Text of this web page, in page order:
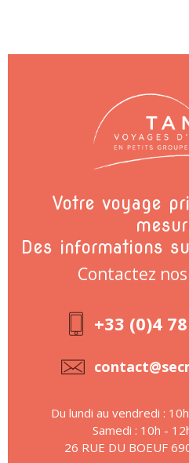
Votre voyage
Des informations
Contactez
+33 (0)4
Du lundi au vendredi :
Samedi : 10h -
26 RUE DU BOEUF